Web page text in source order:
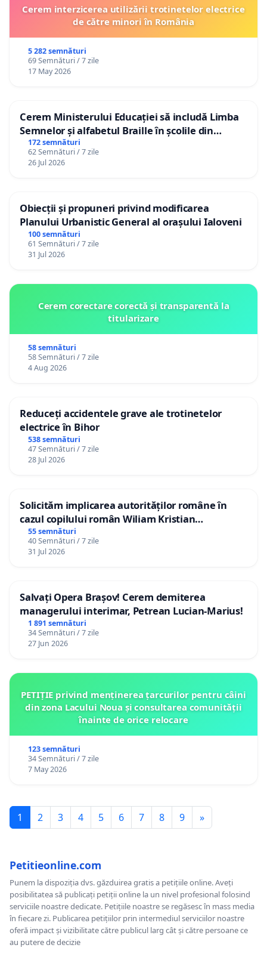
Cerem interzicerea utilizării trotinetelor electrice
de către minori în România
5 282 semnături
69 Semnături / 7 zile
17 May 2026
Cerem Ministerului Educației să includă Limba
Semnelor și alfabetul Braille în școlile din
Republica Moldova!
172 semnături
62 Semnături / 7 zile
26 Jul 2026
Obiecții și propuneri privind modificarea
Planului Urbanistic General al orașului Ialoveni
100 semnături
61 Semnături / 7 zile
31 Jul 2026
Cerem corectare corectă și transparentă la
titularizare
58 semnături
58 Semnături / 7 zile
4 Aug 2026
Reduceți accidentele grave ale trotinetelor
electrice în Bihor
538 semnături
47 Semnături / 7 zile
28 Jul 2026
Solicităm implicarea autorităților române în
cazul copilului român Wiliam Kristian
Gheorghe, aflat în plasament în Danemarca de
12 ani
55 semnături
40 Semnături / 7 zile
31 Jul 2026
Salvați Opera Brașov! Cerem demiterea
managerului interimar, Petrean Lucian-Marius!
1 891 semnături
34 Semnături / 7 zile
27 Jun 2026
PETIȚIE privind menținerea țarcurilor pentru câini
din zona Lacului Noua și consultarea comunității
înainte de orice relocare
123 semnături
34 Semnături / 7 zile
7 May 2026
1 2 3 4 5 6 7 8 9 »
Petitieonline.com
Punem la dispoziția dvs. găzduirea gratis a petițiile online. Aveți
posibilitatea să publicați petiții online la un nivel profesional folosind
serviciile noastre dedicate. Petițiile noastre se regăsesc în mass media
în fiecare zi. Publicarea petițiilor prin intermediul serviciilor noastre
oferă impact și vizibilitate către publicul larg cât și către persoane ce
au putere de decizie